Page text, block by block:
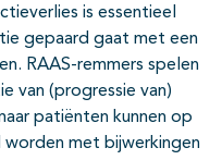
is essentieel
gepaard gaat met een
RAAS-remmers spelen
van (progressie van)
patiënten kunnen op
met bijwerkingen